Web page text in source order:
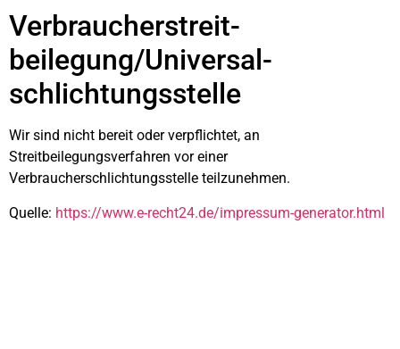
Verbraucher­streit­
beilegung/Universal­
schlichtungs­stelle
Wir sind nicht bereit oder verpflichtet, an
Streitbeilegungsverfahren vor einer
Verbraucherschlichtungsstelle teilzunehmen.
Quelle: https://www.e-recht24.de/impressum-generator.html